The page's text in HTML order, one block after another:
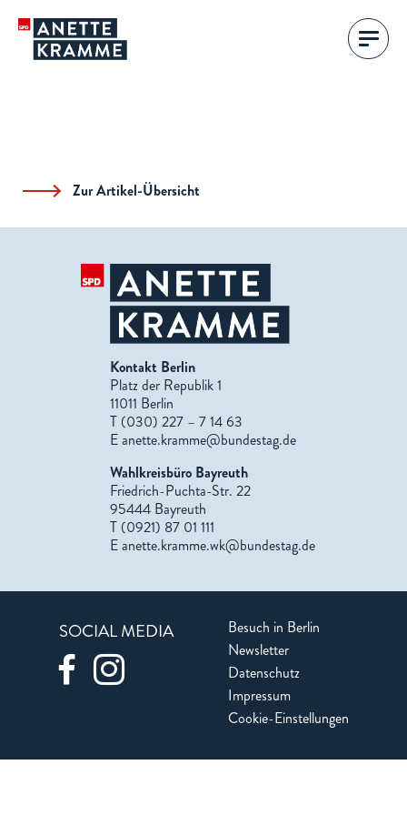
Zur Artikel-Übersicht
Kontakt Berlin
Platz der Republik 1
11011 Berlin
T (030) 227 – 7 14 63
Eanette.kramme@bundestag.de
Wahlkreisbüro Bayreuth
Friedrich-Puchta-Str. 22
95444 Bayreuth
T (0921) 87 01 111
Eanette.kramme.wk@bundestag.de
SOCIAL MEDIA
Besuch in Berlin
Newsletter
Datenschutz
Impressum
Cookie-Einstellungen